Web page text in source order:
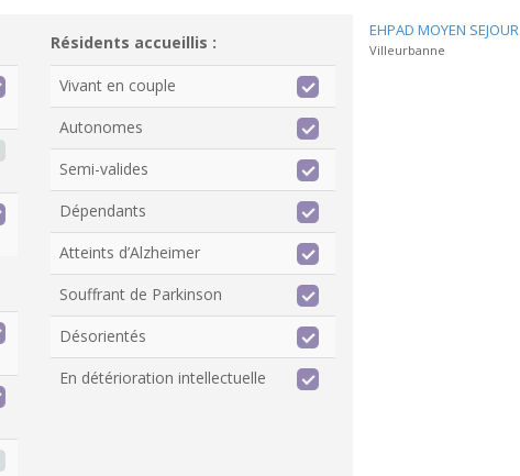
Résidents accueillis :
Vivant en couple
Autonomes
Semi-valides
Dépendants
Atteints d’Alzheimer
Souffrant de Parkinson
Désorientés
En détérioration intellectuelle
EHPAD MOYEN SEJOUR
Villeurbanne